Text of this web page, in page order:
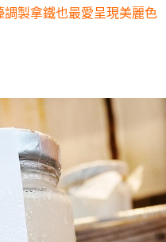
製拿鐵也最愛呈現美麗色